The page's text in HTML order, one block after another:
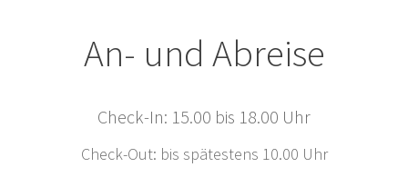
An- und Abreise
Check-In: 15.00 bis 18.00 Uhr
Check-Out: bis spätestens 10.00 Uhr